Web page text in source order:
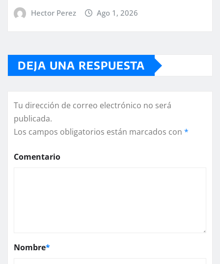
Hector Perez Ago 1, 2026
DEJA UNA RESPUESTA
Tu dirección de correo electrónico no será
publicada.
Los campos obligatorios están marcados con *
Comentario
Nombre*